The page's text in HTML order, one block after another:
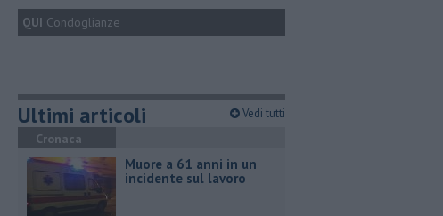
QUI Condoglianze
Ultimi articoli Vedi tutti
Cronaca
Muore a 61 anni in un
incidente sul lavoro